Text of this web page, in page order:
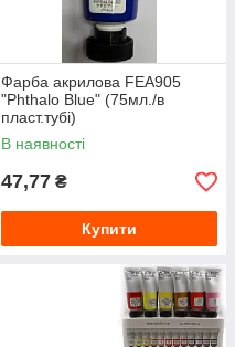
Фарба акрилова FEA905
"Phthalo Blue" (75мл./в
пласт.тубі)
В наявності
47,77 ₴
Купити